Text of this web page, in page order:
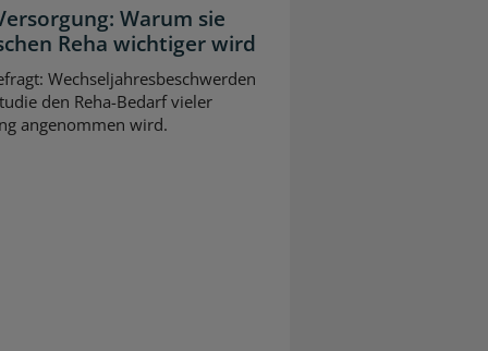
Warum sie
Reha wichtiger wird
Wechseljahresbeschwerden
den Reha-Bedarf vieler
angenommen wird.